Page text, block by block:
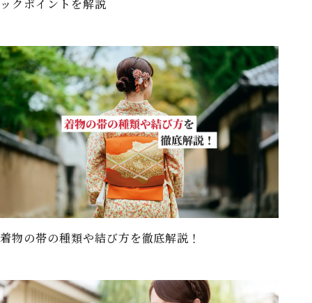
ックポイントを解説
着物の帯の種類や結び方を徹底解説！